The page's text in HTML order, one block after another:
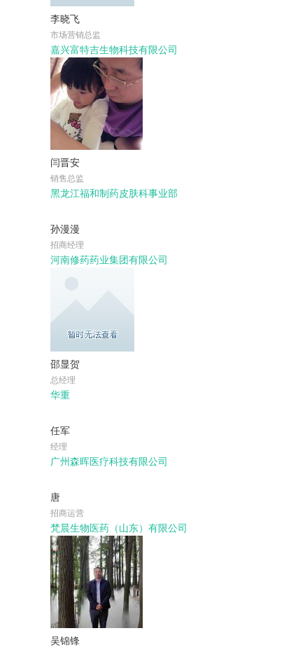
李晓飞
市场营销总监
嘉兴富特吉生物科技有限公司
闫晋安
销售总监
黑龙江福和制药皮肤科事业部
孙漫漫
招商经理
河南修药药业集团有限公司
邵显贺
总经理
华重
任军
经理
广州森晖医疗科技有限公司
唐
招商运营
梵晨生物医药（山东）有限公司
吴锦锋